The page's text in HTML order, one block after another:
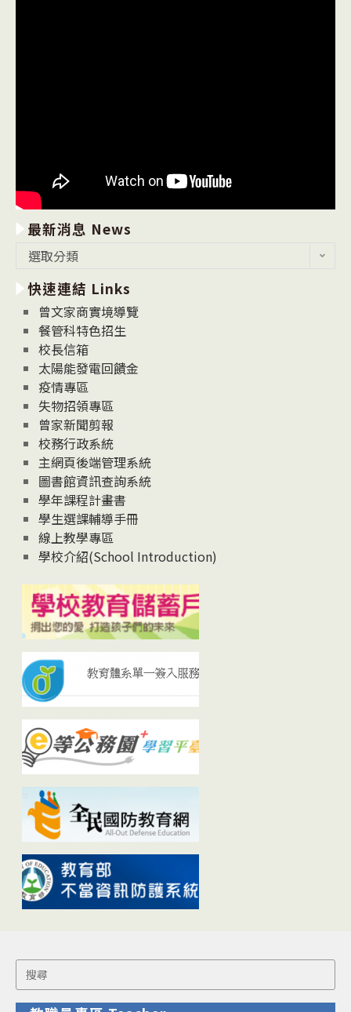
最新消息 News
消
息
News
選取分類
快速連結 Links
曾文家商實境導覽
餐管科特色招生
校長信箱
太陽能發電回饋金
疫情專區
失物招領專區
曾家新聞剪報
校務行政系統
主網頁後端管理系統
圖書館資訊查詢系統
學年課程計畫書
學生選課輔導手冊
線上教學專區
學校介紹(School Introduction)
Search
for: